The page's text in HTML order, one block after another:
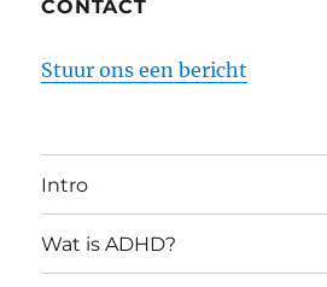
CONTACT
Stuur ons een bericht
Intro
Wat is ADHD?